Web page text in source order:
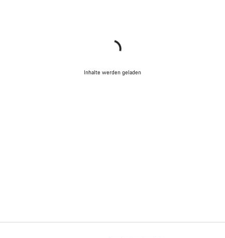
Inhalte werden geladen